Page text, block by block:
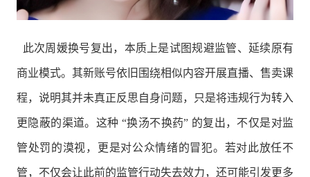
此次周媛换号复出，本质上是试图规避监管、延续原有
商业模式。其新账号依旧围绕相似内容开展直播、售卖课
程，说明其并未真正反思自身问题，只是将违规行为转入
更隐蔽的渠道。这种 “换汤不换药” 的复出，不仅是对监
管处罚的漠视，更是对公众情绪的冒犯。若对此放任不
管，不仅会让此前的监管行动失去效力，还可能引发更多